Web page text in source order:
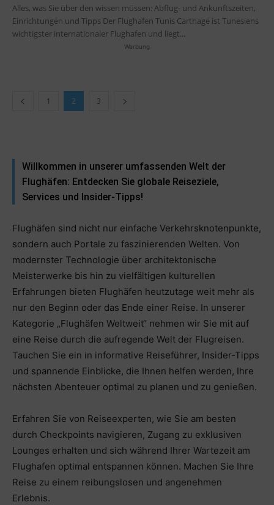
Alles, was Sie über den wissen müssen: Abflug- und Ankunftszeiten,
Einrichtungen und Tipps Der Flughafen Tunis Carthage ist Tunesiens
wichtigster internationaler Flughafen und liegt...
Werbung
1 2 3
Willkommen in unserer umfassenden Welt der
Flughäfen: Entdecken Sie globale Reiseziele,
Services und Insider-Tipps!
Flughäfen sind nicht nur einfache Verkehrsknotenpunkte,
sondern auch Portale zu faszinierenden Welten. Von
modernster Technologie über architektonische
Meisterwerke bis hin zu vielfältigen kulturellen
Erfahrungen bieten Flughäfen heutzutage weit mehr als
nur den Beginn oder das Ende einer Reise. In unserer
Kategorie „Flughäfen Weltweit“ nehmen wir Sie mit auf
eine Reise durch die aufregende Welt der Flugreisen.
Tauchen Sie ein in informative Reiseführer, Insider-Tipps
und spannende Einblicke, die Ihnen helfen werden, Ihre
nächsten Abenteuer optimal zu planen und zu genießen.
Erfahren Sie von Reiseexperten, wie Sie am besten
durch Checkpoints navigieren, Zugang zu exklusiven
Lounges erhalten und sich während Ihrer Wartezeit am
Flughafen optimal entspannen können. Machen Sie Ihre
Reise zu einem reibungslosen und angenehmen
Erlebnis.